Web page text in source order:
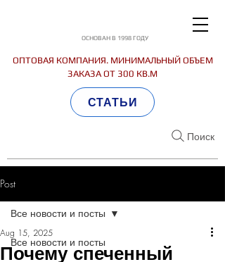
ОСНОВАН В 1998 ГОДУ
ОПТОВАЯ КОМПАНИЯ. МИНИМАЛЬНЫЙ ОБЪЕМ
ЗАКАЗА ОТ 300 КВ.М
Поиск
СТАТЬИ
Post
Все новости и посты
Все новости и посты
Почему спеченный
Aug 15, 2025